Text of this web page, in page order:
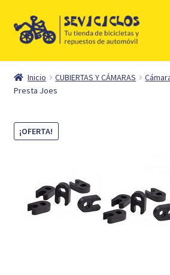
Ir
Ir
al
Inicio
Ciclismo
Automóvil
Contacto
Inicio CUBIERTAS Y CÁMARAS
Presta Joes
¡OFERTA!